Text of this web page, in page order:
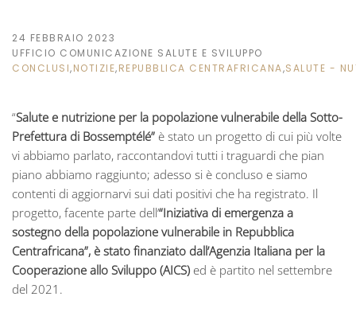
24 FEBBRAIO 2023
UFFICIO COMUNICAZIONE SALUTE E SVILUPPO
CONCLUSI,NOTIZIE,REPUBBLICA CENTRAFRICANA,SALUTE -
“Salute e nutrizione per la popolazione vulnerabile della Sotto-
Prefettura di Bossemptélé” è stato un progetto di cui più volte
vi abbiamo parlato, raccontandovi tutti i traguardi che pian
piano abbiamo raggiunto; adesso si è concluso e siamo
contenti di aggiornarvi sui dati positivi che ha registrato. Il
progetto, facente parte dell’“Iniziativa di emergenza a
sostegno della popolazione vulnerabile in Repubblica
Centrafricana”, è stato finanziato dall’Agenzia Italiana per la
Cooperazione allo Sviluppo (AICS) ed è partito nel settembre
del 2021.